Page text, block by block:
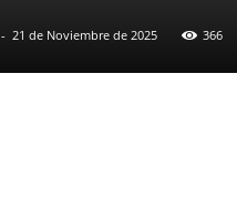
- 21 de Noviembre de 2025 366